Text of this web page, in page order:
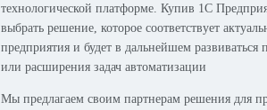
технологической платформе. Купив 1С
выбрать решение, которое соответствует
предприятия и будет в дальнейшем развиваться
или расширения задач автоматизации
Мы предлагаем своим партнерам решения для